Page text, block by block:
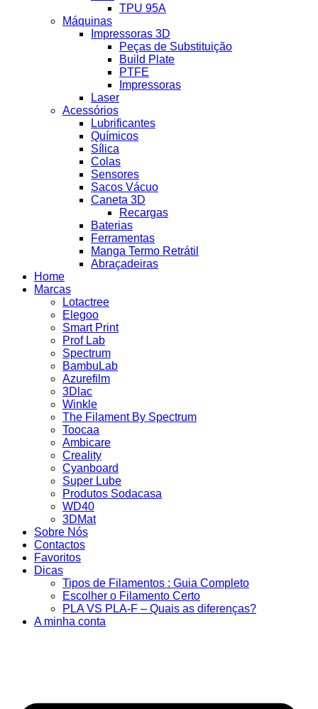
TPU 95A
Máquinas
Impressoras 3D
Peças de Substituição
Build Plate
PTFE
Impressoras
Laser
Acessórios
Lubrificantes
Químicos
Sílica
Colas
Sensores
Sacos Vácuo
Caneta 3D
Recargas
Baterias
Ferramentas
Manga Termo Retrátil
Abraçadeiras
Home
Marcas
Lotactree
Elegoo
Smart Print
Prof Lab
Spectrum
BambuLab
Azurefilm
3Dlac
Winkle
The Filament By Spectrum
Toocaa
Ambicare
Creality
Cyanboard
Super Lube
Produtos Sodacasa
WD40
3DMat
Sobre Nós
Contactos
Favoritos
Dicas
Tipos de Filamentos : Guia Completo
Escolher o Filamento Certo
PLA VS PLA-F – Quais as diferenças?
A minha conta